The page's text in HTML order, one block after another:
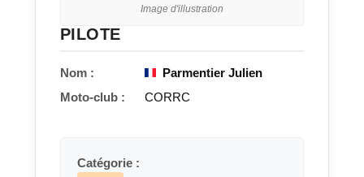
Image d'illustration
PILOTE
Nom :
Parmentier Julien
Moto-club :
CORRC
Catégorie :